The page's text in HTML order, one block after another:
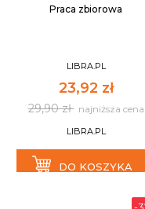
Praca zbiorowa
LIBRA.PL
23,92 zł
29,90 zł najniższa cena
LIBRA.PL
DO KOSZYKA